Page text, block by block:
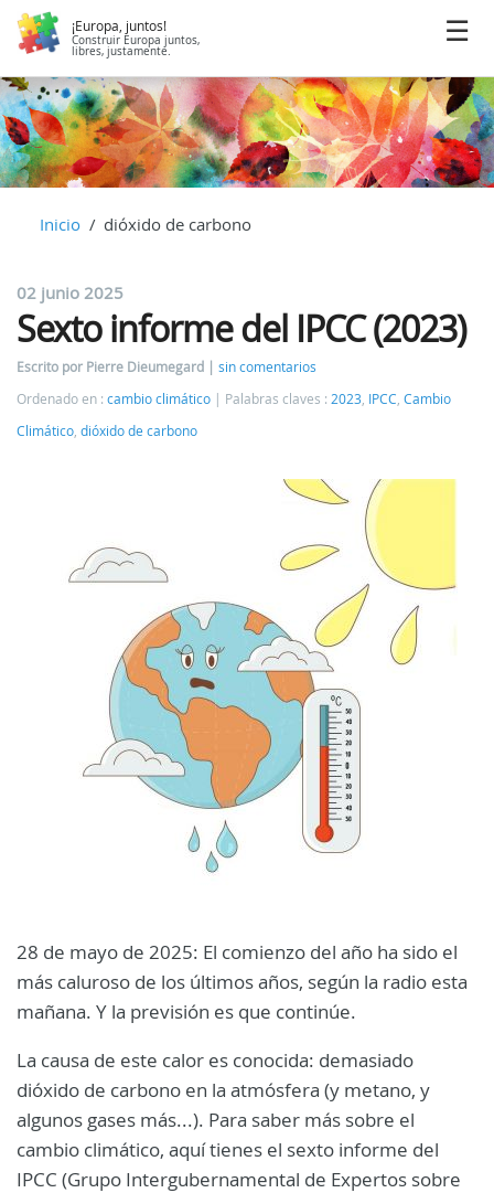
¡Europa, juntos!
Construir Europa juntos,
libres, justamente.
Inicio dióxido de carbono
02 junio 2025
Sexto informe del IPCC (2023)
Escrito por Pierre Dieumegard
sin comentarios
Ordenado en : cambio climático Palabras claves : 2023 IPCC Cambio
Climático dióxido de carbono
28 de mayo de 2025: El comienzo del año ha sido el
más caluroso de los últimos años, según la radio esta
mañana. Y la previsión es que continúe.
La causa de este calor es conocida: demasiado
dióxido de carbono en la atmósfera (y metano, y
algunos gases más...). Para saber más sobre el
cambio climático, aquí tienes el sexto informe del
IPCC (Grupo Intergubernamental de Expertos sobre